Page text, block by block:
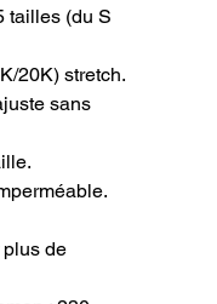
tailles (du S
20K) stretch.
sans
de